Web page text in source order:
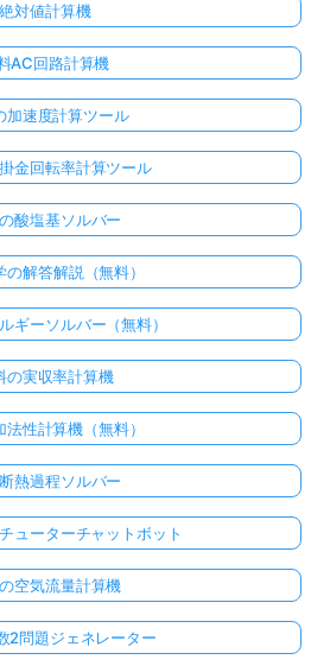
絶対値計算機
AC回路計算機
加速度計算ツール
金回転率計算ツール
酸塩基ソルバー
解答解説（無料）
ギーソルバー（無料）
の実収率計算機
法性計算機（無料）
熱過程ソルバー
ューターチャットボット
空気流量計算機
2問題ジェネレーター